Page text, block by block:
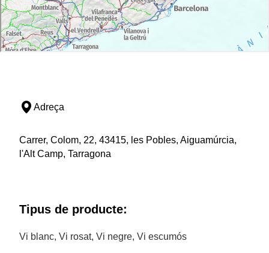
Adreça
Carrer, Colom, 22, 43415, les Pobles, Aiguamúrcia,
l'Alt Camp, Tarragona
Tipus de producte:
Vi blanc, Vi rosat, Vi negre, Vi escumós